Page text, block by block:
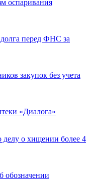
оспаривания
перед ФНС за
закупок без учета
«Диалога»
о хищении более 4
обозначении